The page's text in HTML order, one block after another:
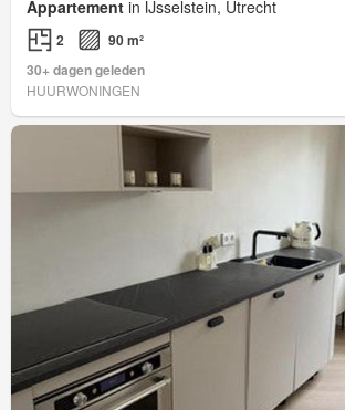
Appartement in IJsselstein, Utrecht
2
90 m²
30+ dagen geleden
HUURWONINGEN